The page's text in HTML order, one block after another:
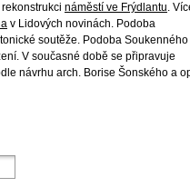
náměstí ve Frýdlantu.
v Lidových novinách. Podoba
soutěže. Podoba Soukenného
V současné době se připravuje
návrhu arch. Borise Šonského a